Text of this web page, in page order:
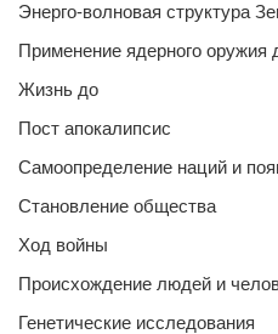
Энерго-волновая структура
Применение ядерного оружия
Жизнь до
Пост апокалипсис
Самоопределение наций и
Становление общества
Ход войны
Происхождение людей и
Генетические исследования